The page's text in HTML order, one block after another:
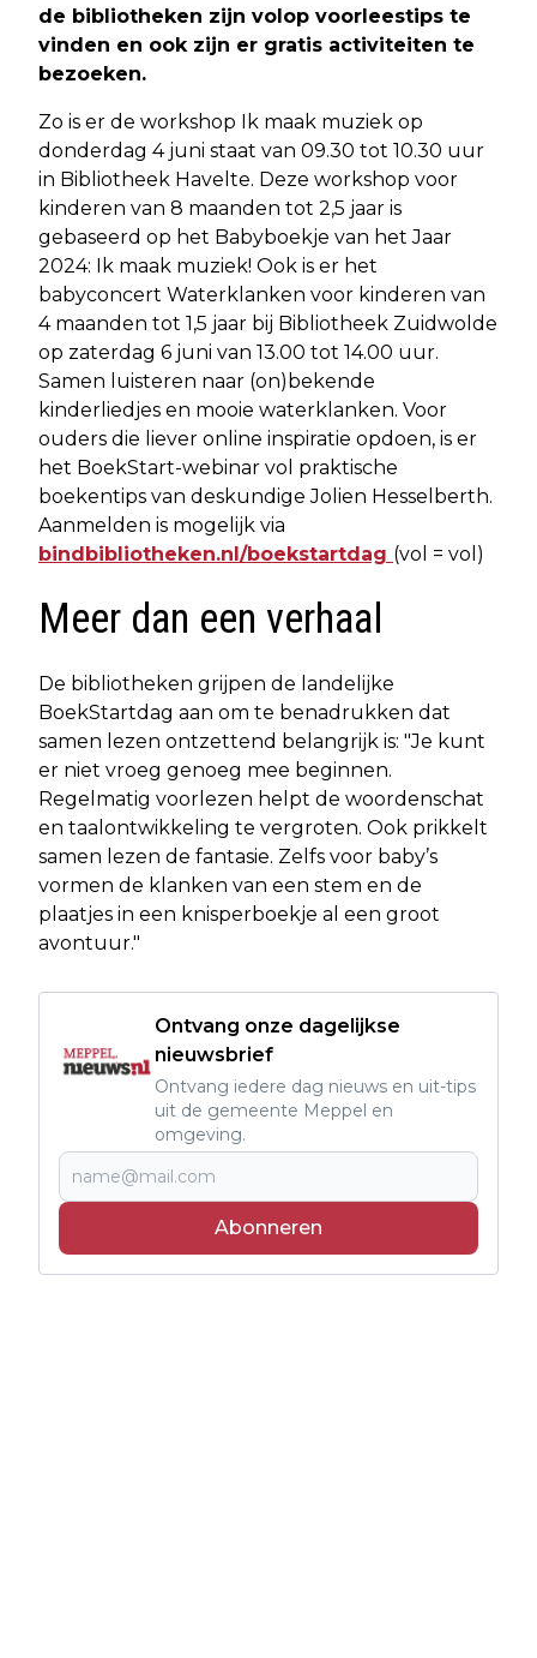
de bibliotheken zijn volop voorleestips te
vinden en ook zijn er gratis activiteiten te
bezoeken.
Zo is er de workshop Ik maak muziek op
donderdag 4 juni staat van 09.30 tot 10.30 uur
in Bibliotheek Havelte. Deze workshop voor
kinderen van 8 maanden tot 2,5 jaar is
gebaseerd op het Babyboekje van het Jaar
2024: Ik maak muziek! Ook is er het
babyconcert Waterklanken voor kinderen van
4 maanden tot 1,5 jaar bij Bibliotheek Zuidwolde
op zaterdag 6 juni van 13.00 tot 14.00 uur.
Samen luisteren naar (on)bekende
kinderliedjes en mooie waterklanken. Voor
ouders die liever online inspiratie opdoen, is er
het BoekStart-webinar vol praktische
boekentips van deskundige Jolien Hesselberth.
Aanmelden is mogelijk via
bindbibliotheken.nl/boekstartdag (vol = vol)
Meer dan een verhaal
De bibliotheken grijpen de landelijke
BoekStartdag aan om te benadrukken dat
samen lezen ontzettend belangrijk is: "Je kunt
er niet vroeg genoeg mee beginnen.
Regelmatig voorlezen helpt de woordenschat
en taalontwikkeling te vergroten. Ook prikkelt
samen lezen de fantasie. Zelfs voor baby’s
vormen de klanken van een stem en de
plaatjes in een knisperboekje al een groot
avontuur."
Ontvang onze dagelijkse
nieuwsbrief
Ontvang iedere dag nieuws en uit-tips
uit de gemeente Meppel en
omgeving.
Abonneren